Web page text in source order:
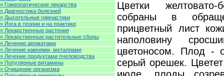
Цветки
собраны в
прицветный лист
наполовину
цветоносом. Плод -
серый орешек.
» Гомеопатические лекарства
» Диагностика болезней
» Дыхательные гимнастики
» Йога в теории и на практике
» Лекарственные растения
» Лекарственные растительные сборы
» Лечение ароматами
» Лечение камнями, металлами
» Лечение продуктами пчеловодства
» Популярные витамины
» Очищение организма